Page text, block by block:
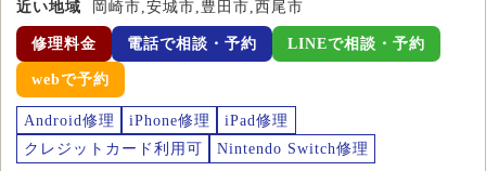
近い地域
岡崎市,安城市,豊田市,西尾市
修理料金 電話で相談・予約 LINEで相談・予約
webで予約
Android修理 iPhone修理
iPad修理
クレジットカード利用可
Nintendo Switch修理